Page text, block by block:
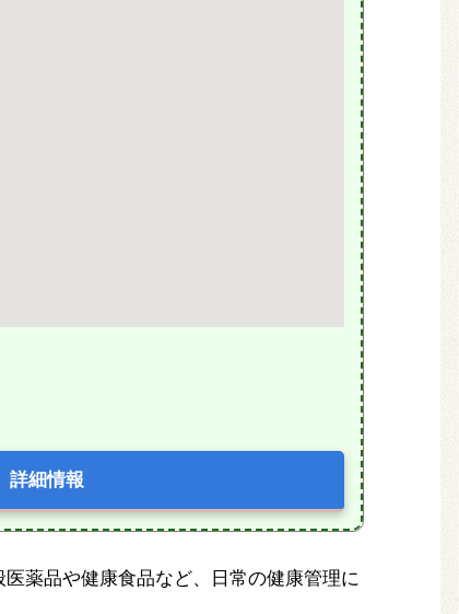
詳細情報
薬品や健康食品など、日常の健康管理に